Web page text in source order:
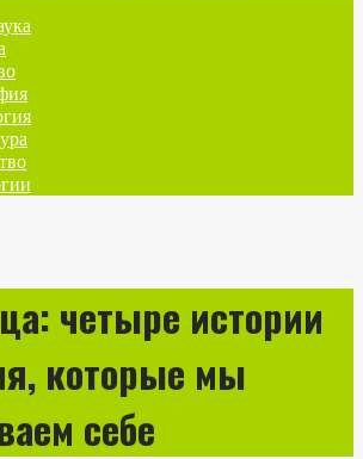
четыре истории
которые мы
себе